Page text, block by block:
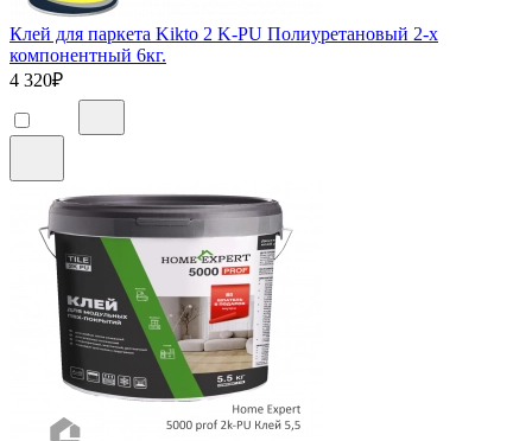
Клей для паркета Kikto 2 K-PU Полиуретановый 2-х
компонентный 6кг.
4 320₽